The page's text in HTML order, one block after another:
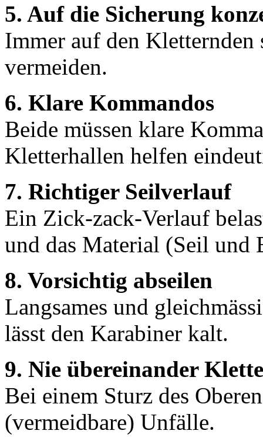
5. Auf die Sicherung
Immer auf den Kletternden
vermeiden.
6. Klare Kommandos
Beide müssen klare
Kletterhallen helfen
7. Richtiger Seilverlauf
Ein Zick-zack-Verlauf
und das Material (Seil und
8. Vorsichtig abseilen
Langsames und
lässt den Karabiner kalt.
9. Nie übereinander
Bei einem Sturz des
(vermeidbare) Unfälle.